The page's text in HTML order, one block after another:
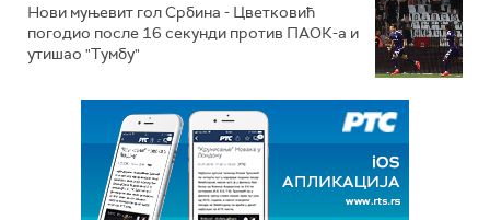
Нови муњевит гол Србина - Цветковић
погодио после 16 секунди против ПАОК-а и
утишао "Тумбу"